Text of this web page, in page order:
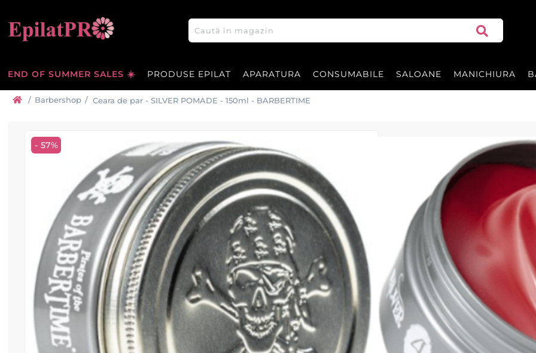
END OF SUMMER SALES ☀️ PRODUSE EPILAT APARATURA CONSUMABILE SALOANE MANICHIURA
/ Barbershop / Ceara de par - SILVER POMADE - 150ml - BARBERTIME
- 57%
Ceara de par -
BARBERTIME
Ceară de păr Silver Pomade –
de aplicat și spălat. Perfectă
35 recenzii Adăugați
Cod produs: BAT08
În stoc